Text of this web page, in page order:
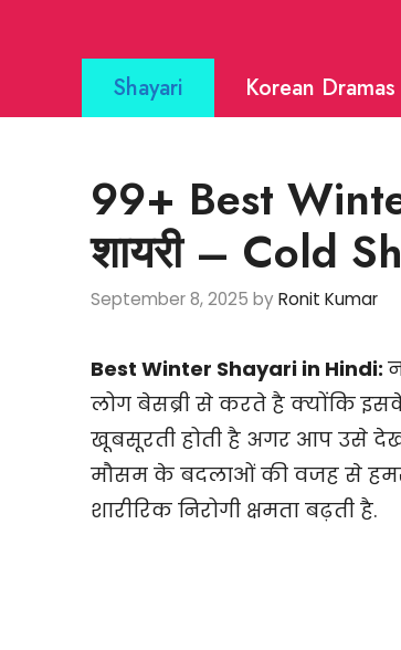
Shayari Korean Dramas
99+ Best
शायरी – Cold
September 8, 2025 by Ronit Kumar
Best Winter Shayari in Hindi:
लोग बेसब्री से करते है क्योंकि
खूबसूरती होती है अगर आप उसे
मौसम के बदलाओं की वजह से हमसर
शारीरिक निरोगी क्षमता बढ़ती है.